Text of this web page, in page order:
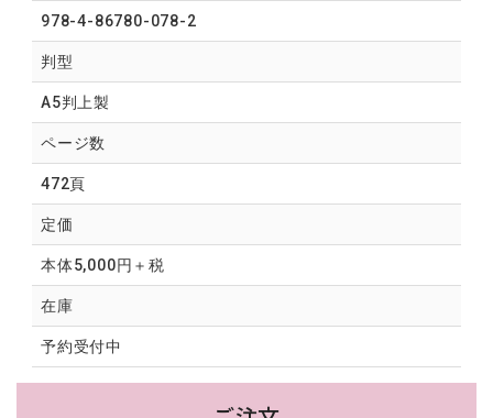
978-4-86780-078-2
判型
A5判上製
ページ数
472頁
定価
本体5,000円＋税
在庫
予約受付中